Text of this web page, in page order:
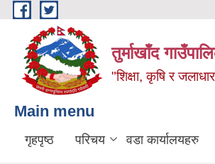
Skip to main content
तुर्माखाँद
"शिक्षा, कृषि र
Main menu
गृहपृष्ठ परिचय वडा कार्यालयहरु